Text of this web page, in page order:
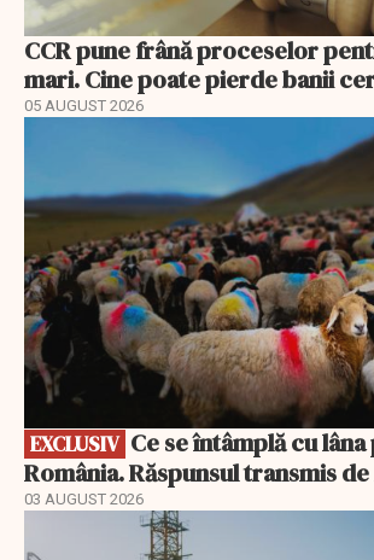
CCR pune frână proceselor
mari. Cine poate pierde banii
05 AUGUST 2026
EXCLUSIV
România. Răspunsul transmis de
03 AUGUST 2026